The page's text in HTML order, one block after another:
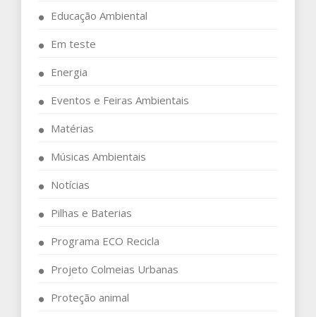
Educação Ambiental
Em teste
Energia
Eventos e Feiras Ambientais
Matérias
Músicas Ambientais
Notícias
Pilhas e Baterias
Programa ECO Recicla
Projeto Colmeias Urbanas
Proteção animal